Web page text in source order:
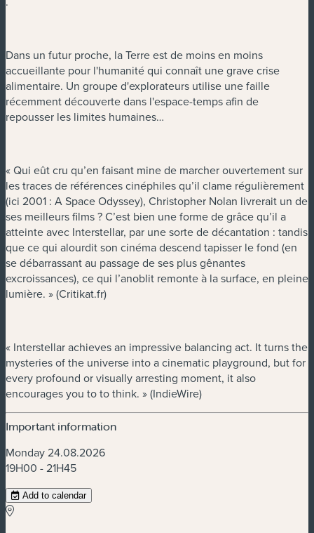
Dans un futur proche, la Terre est de moins en moins
accueillante pour l'humanité qui connaît une grave crise
alimentaire. Un groupe d'explorateurs utilise une faille
récemment découverte dans l'espace-temps afin de
repousser les limites humaines…
« Qui eût cru qu’en faisant mine de marcher ouvertement sur
les traces de références cinéphiles qu’il clame régulièrement
(ici 2001 : A Space Odyssey), Christopher Nolan livrerait un de
ses meilleurs films ? C’est bien une forme de grâce qu’il a
atteinte avec Interstellar, par une sorte de décantation : tandis
que ce qui alourdit son cinéma descend tapisser le fond (en
se débarrassant au passage de ses plus gênantes
excroissances), ce qui l’anoblit remonte à la surface, en pleine
lumière. » (Critikat.fr)
« Interstellar achieves an impressive balancing act. It turns the
mysteries of the universe into a cinematic playground, but for
every profound or visually arresting moment, it also
encourages you to to think. » (IndieWire)
Important information
Monday 24.08.2026
19H00 - 21H45
Add to calendar